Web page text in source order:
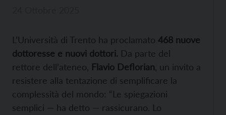
L’Università di Trento ha proclamato 468 nuove
dottoresse e nuovi dottori. Da parte del
rettore dell’ateneo, Flavio Deflorian , un invito a
resistere alla tentazione di semplificare la
complessità del mondo: “Le spiegazioni
semplici — ha detto — rassicurano. Lo